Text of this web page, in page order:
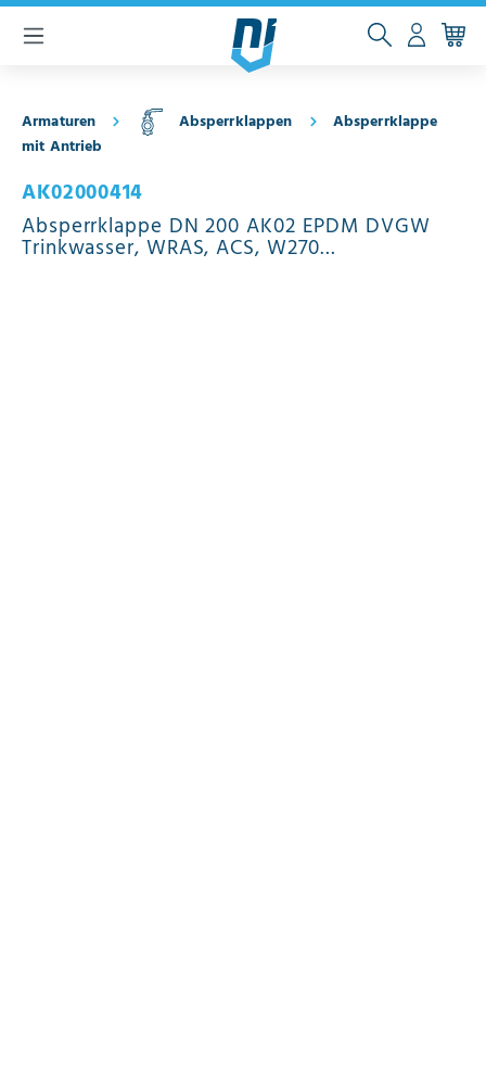
springen
Armaturen Absperrklappen
Absperrklappe
mit Antrieb
AK02000414
Absperrklappe DN 200 AK02 EPDM DVGW
Trinkwasser, WRAS, ACS, W270